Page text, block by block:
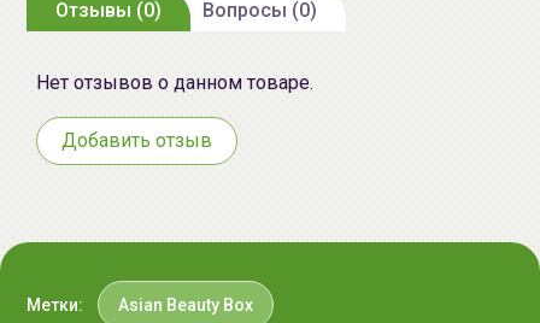
С помощью Asian Beauty Box Вы окунетесь в
останетесь неравнодушной!
Состав коробочки:
объема и экстрактом перца, 02 красный перец |
Отзывы (0) Вопросы (0)
Нет отзывов о данном товаре.
Добавить отзыв
Метки: Asian Beauty Box